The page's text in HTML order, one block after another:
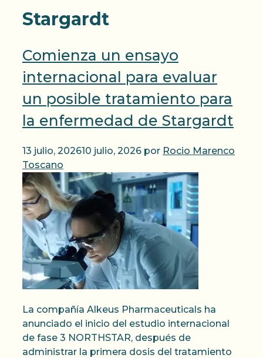
Stargardt
Comienza un ensayo
internacional para evaluar
un posible tratamiento para
la enfermedad de Stargardt
13 julio, 202610 julio, 2026 por Rocio Marenco
Toscano
La compañía Alkeus Pharmaceuticals ha
anunciado el inicio del estudio internacional
de fase 3 NORTHSTAR, después de
administrar la primera dosis del tratamiento